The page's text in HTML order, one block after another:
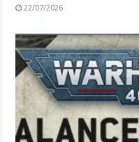
22/07/2026